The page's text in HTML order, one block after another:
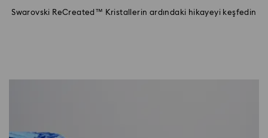
Swarovski ReCreated™ Kristallerin ardındaki hikayeyi keşfedin